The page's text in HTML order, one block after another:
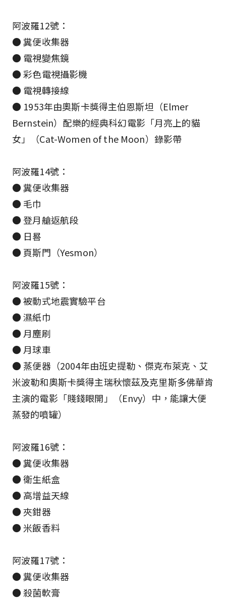
阿波羅12號：
● 糞便收集器
● 電視變焦鏡
● 彩色電視攝影機
● 電視轉接線
● 1953年由奧斯卡獎得主伯恩斯坦（Elmer
Bernstein）配樂的經典科幻電影「月亮上的貓
女」（Cat-Women of the Moon）錄影帶
阿波羅14號：
● 糞便收集器
● 毛巾
● 登月艙返航段
● 日晷
● 頁斯門（Yesmon）
阿波羅15號：
● 被動式地震實驗平台
● 濕紙巾
● 月塵刷
● 月球車
● 蒸便器（2004年由班史提勒、傑克布萊克、艾
米波勒和奧斯卡獎得主瑞秋懷茲及克里斯多佛華肯
主演的電影「賤錢眼開」（Envy）中，能讓大便
蒸發的噴罐）
阿波羅16號：
● 糞便收集器
● 衛生紙盒
● 高增益天線
● 夾鉗器
● 米飯香料
阿波羅17號：
● 糞便收集器
● 殺菌軟膏